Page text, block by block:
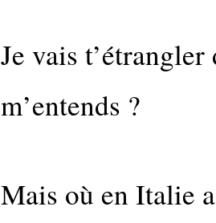
Je vais
m’entends ?
Mais où en Italie